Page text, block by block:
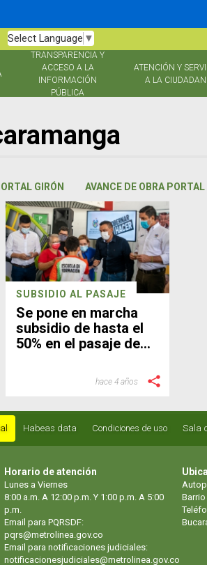
Select Language ▼
TRANSPARENCIA Y
ACCESO A LA
INFORMACIÓN
PÚBLICA
ATENCIÓN Y
A LA
GIRÓN AVANCE DE OBRA
SUBSIDIO AL PASAJE
Se pone en marcha
subsidio de hasta el
50% en el pasaje de
Bucaramangahace 4 años
Habeas data Condiciones de uso Sala
Horario de atención
Lunes a Viernes
8:00 a.m. A 12:00 p.m. Y 1:00 p.m. A 5:00
p.m.
Email para PQRSDF:
pqrs@metrolinea.gov.co
Email para notificaciones judiciales:
notificacionesjudiciales@metrolinea.gov.co
Barrio